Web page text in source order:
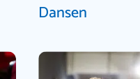
Dansen